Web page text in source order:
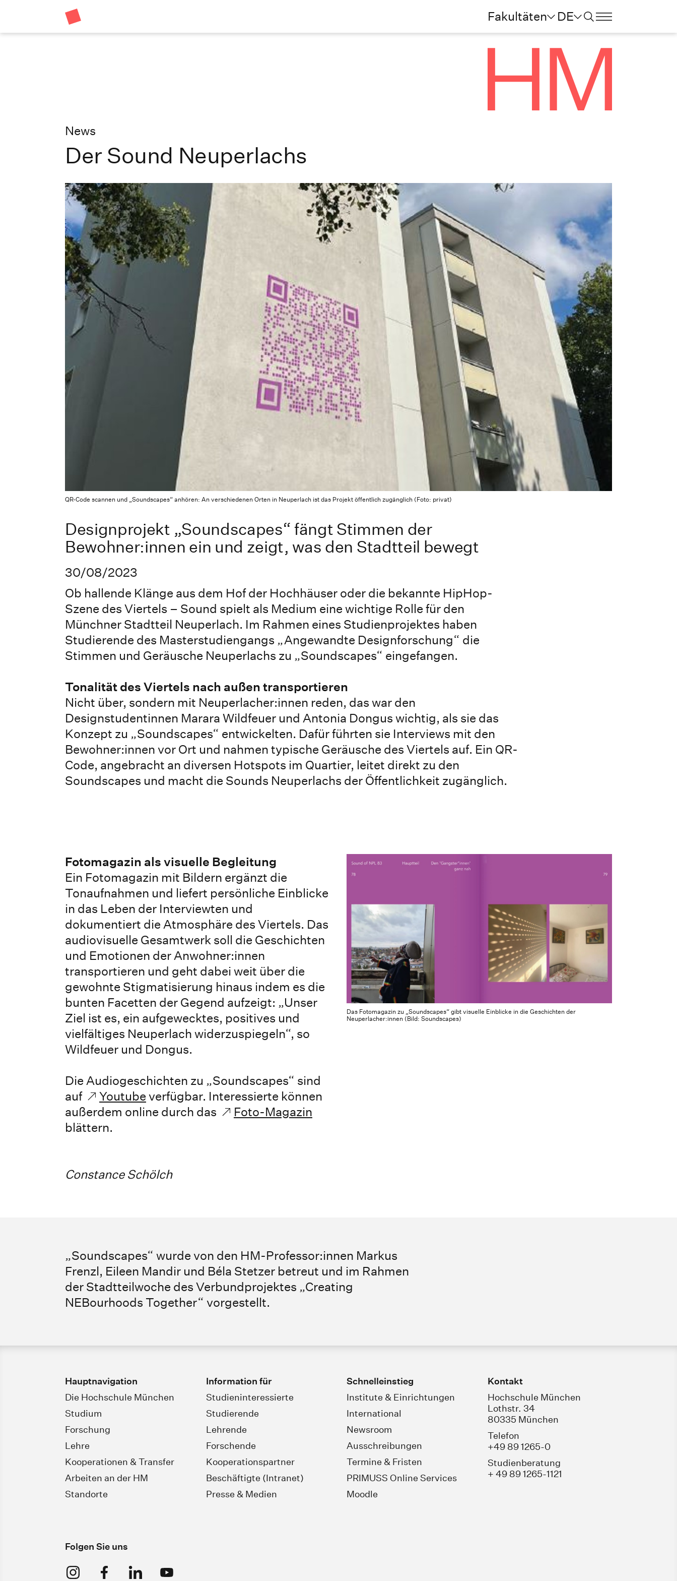
Fakultäten DE
News
Der Sound Neuperlachs
QR-Code scannen und „Soundscapes“ anhören: An verschiedenen Orten in Neuperlach ist das Projekt öffentlich zugänglich (Foto: privat)
Designprojekt „Soundscapes“ fängt Stimmen der
Bewohner:innen ein und zeigt, was den Stadtteil bewegt
30/08/2023
Ob hallende Klänge aus dem Hof der Hochhäuser oder die bekannte HipHop-
Szene des Viertels – Sound spielt als Medium eine wichtige Rolle für den
Münchner Stadtteil Neuperlach. Im Rahmen eines Studienprojektes haben
Studierende des Masterstudiengangs „Angewandte Designforschung“ die
Stimmen und Geräusche Neuperlachs zu „Soundscapes“ eingefangen.
Tonalität des Viertels nach außen transportieren
Nicht über, sondern mit Neuperlacher:innen reden, das war den
Designstudentinnen Marara Wildfeuer und Antonia Dongus wichtig, als sie das
Konzept zu „Soundscapes“ entwickelten. Dafür führten sie Interviews mit den
Bewohner:innen vor Ort und nahmen typische Geräusche des Viertels auf. Ein QR-
Code, angebracht an diversen Hotspots im Quartier, leitet direkt zu den
Soundscapes und macht die Sounds Neuperlachs der Öffentlichkeit zugänglich.
Das Fotomagazin zu „Soundscapes“ gibt visuelle Einblicke in die Geschichten der
Neuperlacher:innen (Bild: Soundscapes)
Fotomagazin als visuelle Begleitung
Ein Fotomagazin mit Bildern ergänzt die
Tonaufnahmen und liefert persönliche Einblicke
in das Leben der Interviewten und
dokumentiert die Atmosphäre des Viertels. Das
audiovisuelle Gesamtwerk soll die Geschichten
und Emotionen der Anwohner:innen
transportieren und geht dabei weit über die
gewohnte Stigmatisierung hinaus indem es die
bunten Facetten der Gegend aufzeigt: „Unser
Ziel ist es, ein aufgewecktes, positives und
vielfältiges Neuperlach widerzuspiegeln“, so
Wildfeuer und Dongus.
Die Audiogeschichten zu „Soundscapes“ sind
auf
Youtubeverfügbar. Interessierte können
außerdem online durch das
Foto-Magazin
blättern.
Constance Schölch
„Soundscapes“ wurde von den HM-Professor:innen Markus
Frenzl, Eileen Mandir und Béla Stetzer betreut und im Rahmen
der Stadtteilwoche des Verbundprojektes „Creating
NEBourhoods Together“ vorgestellt.
Hauptnavigation
Die Hochschule München
Studium
Forschung
Lehre
Kooperationen & Transfer
Arbeiten an der HM
Standorte
Information für
Studieninteressierte
Studierende
Lehrende
Forschende
Kooperationspartner
Beschäftigte (Intranet)
Presse & Medien
Schnelleinstieg
Institute & Einrichtungen
International
Newsroom
Ausschreibungen
Termine & Fristen
PRIMUSS Online Services
Moodle
Kontakt
Hochschule München
Lothstr. 34
80335 München
Telefon
+49 89 1265-0
Studienberatung
+ 49 89 1265-1121
Folgen Sie uns